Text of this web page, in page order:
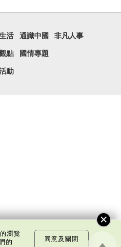
活 通識中國 非凡人事
點 國情專題
動
瀏覽
的
同意及關閉